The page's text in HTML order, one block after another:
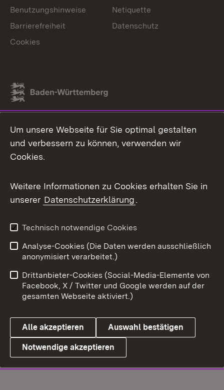
Link zum Landesportal
Benutzungshinweise
Netiquette
Barrierefreiheit
Datenschutz
Cookies
Um unsere Webseite für Sie optimal gestalten
und verbessern zu können, verwenden wir
Cookies.
Weitere Informationen zu Cookies erhalten Sie in
unserer Datenschutzerklärung.
Technisch notwendige Cookies
Analyse-Cookies (Die Daten werden ausschließlich
anonymisiert verarbeitet.)
Drittanbieter-Cookies (Social-Media-Elemente von
Facebook, X / Twitter und Google werden auf der
gesamten Webseite aktiviert.)
Alle akzeptieren Auswahl bestätigen
Notwendige akzeptieren